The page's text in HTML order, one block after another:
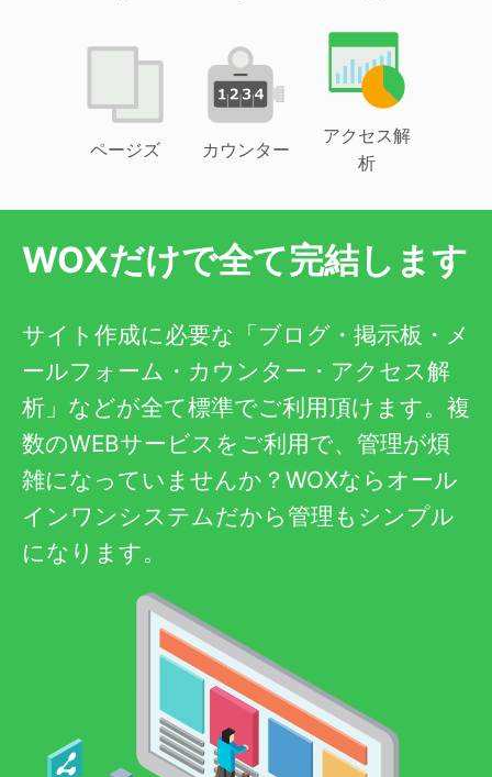
ページズ カウンター
アクセス解
析
WOXだけで全て完結します
サイト作成に必要な「ブログ・掲示板・メ
ールフォーム・カウンター・アクセス解
析」などが全て標準でご利用頂けます。複
数のWEBサービスをご利用で、管理が煩
雑になっていませんか？WOXならオール
インワンシステムだから管理もシンプル
になります。